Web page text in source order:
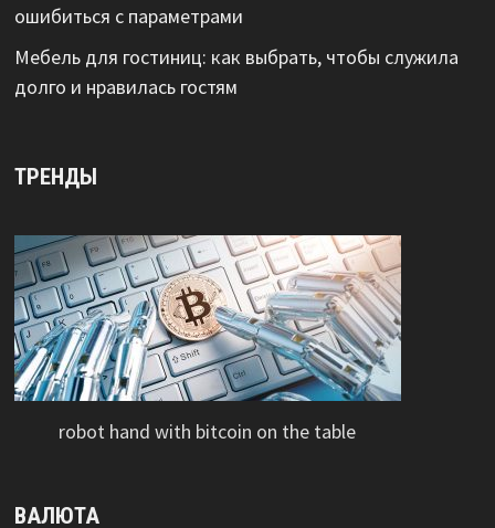
ошибиться с параметрами
Мебель для гостиниц: как выбрать, чтобы служила
долго и нравилась гостям
ТРЕНДЫ
robot hand with bitcoin on the table
ВАЛЮТА